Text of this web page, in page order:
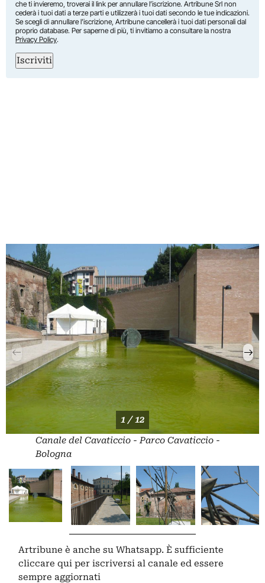
che ti invieremo, troverai il link per annullare l’iscrizione. Artribune Srl non
cederà i tuoi dati a terze parti e utilizzerà i tuoi dati secondo le tue indicazioni.
Se scegli di annullare l’iscrizione, Artribune cancellerà i tuoi dati personali dal
proprio database. Per saperne di più, ti invitiamo a consultare la nostra
Privacy Policy.
Iscriviti
1 / 12
Canale del Cavaticcio - Parco Cavaticcio -
Bologna
Artribune è anche su Whatsapp. È sufficiente
cliccare qui per iscriversi al canale ed essere
sempre aggiornati